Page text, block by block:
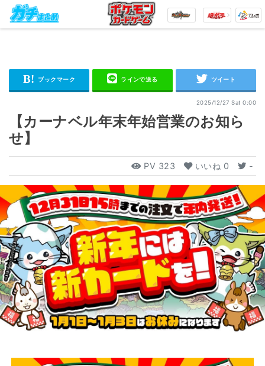
2025/12/27 Sat 0:00
【カーナベル年末年始営業のお知ら
せ】
PV 323 いいね 0 -